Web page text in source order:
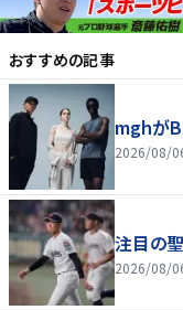
おすすめの記事
mghが
2026/08/
注目の
2026/08/